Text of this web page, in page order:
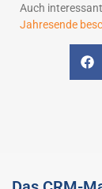
Auch
Jahresende